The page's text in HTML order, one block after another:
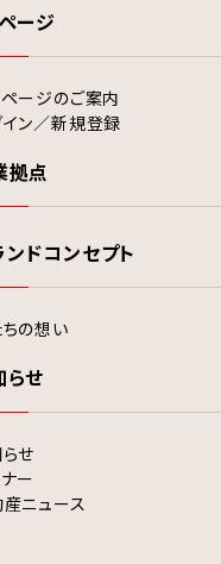
ージ
ージのご案内
ン／新規登録
拠点
ンドコンセプト
の想い
らせ
せ
ー
ニュース